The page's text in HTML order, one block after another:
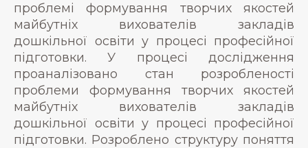
проблемі формування творчих якостей
майбутніх вихователів закладів
дошкільної освіти у процесі професійної
підготовки. У процесі дослідження
проаналізовано стан розробленості
проблеми формування творчих якостей
майбутніх вихователів закладів
дошкільної освіти у процесі професійної
підготовки. Розроблено структуру поняття